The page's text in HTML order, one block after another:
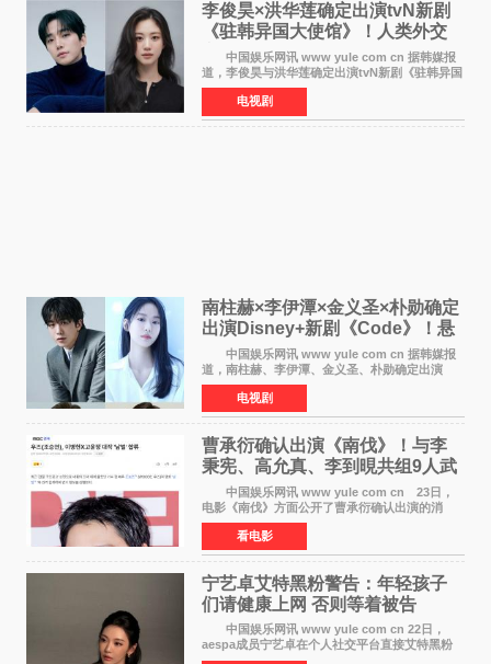
李俊昊×洪华莲确定出演tvN新剧
《驻韩异国大使馆》！人类外交
官与“龙”大使的奇幻
中国娱乐网讯 www yule com cn 据韩媒报
道，李俊昊与洪华莲确定出演tvN新剧《驻韩异国
大使馆》，分别担任男女主角，引发期待。
该剧讲述了一位因管理驻韩异国大使馆（负责管
理居住在大韩
电视剧
南柱赫×李伊潭×金义圣×朴勋确定
出演Disney+新剧《Code》！悬
疑犯罪惊悚明年上线
中国娱乐网讯 www yule com cn 据韩媒报
道，南柱赫、李伊潭、金义圣、朴勋确定出演
Disney+新剧《Code》，该剧预计将于明年播
出，引发高度关注。 本剧改编自同名人气台
剧，讲述了一位往来
电视剧
曹承衍确认出演《南伐》！与李
秉宪、高允真、李到晛共组9人武
士团
中国娱乐网讯 www yule com cn 23日，
电影《南伐》方面公开了曹承衍确认出演的消
息。通过歌手活动展现出独特色彩的曹承衍将在
片中饰演拥有出色弓箭技术的弓箭手，他将在这
一历史动作大片中展
看电影
宁艺卓艾特黑粉警告：年轻孩子
们​请健康上网 否则等着被告
中国娱乐网讯 www yule com cn 22日，
aespa成员宁艺卓在个人社交平台直接艾特黑粉
账号，正面喊话回应长期以来的恶意攻击，引发